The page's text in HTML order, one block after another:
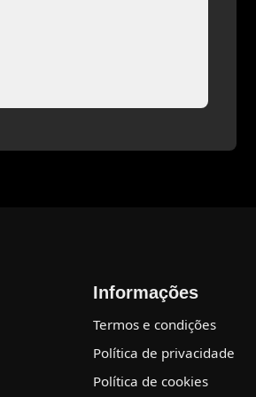
Informações
Termos e condições
Política de privacidade
Política de cookies